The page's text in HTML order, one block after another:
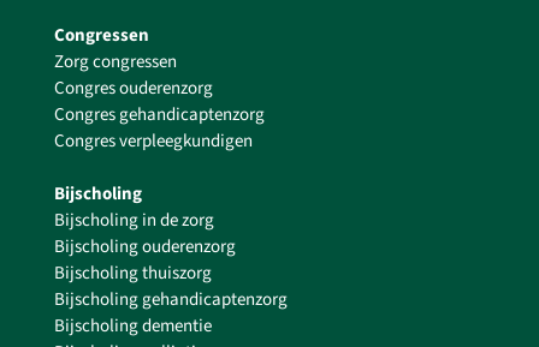
Congressen
Zorg congressen
Congres ouderenzorg
Congres gehandicaptenzorg
Congres verpleegkundigen
Bijscholing
Bijscholing in de zorg
Bijscholing ouderenzorg
Bijscholing thuiszorg
Bijscholing gehandicaptenzorg
Bijscholing dementie